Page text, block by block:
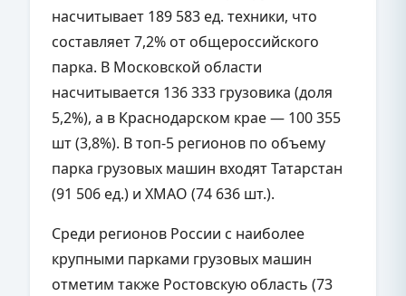
насчитывает 189 583 ед. техники, что
составляет 7,2% от общероссийского
парка. В Московской области
насчитывается 136 333 грузовика (доля
5,2%), а в Краснодарском крае — 100 355
шт (3,8%). В топ-5 регионов по объему
парка грузовых машин входят Татарстан
(91 506 ед.) и ХМАО (74 636 шт.).
Среди регионов России с наиболее
крупными парками грузовых машин
отметим также Ростовскую область (73